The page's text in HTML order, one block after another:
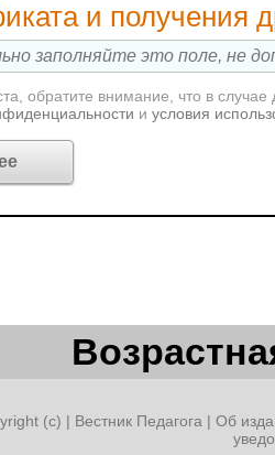
и получения
обратите внимание, что в
и условия
(c) | Вестник Педагога | Об